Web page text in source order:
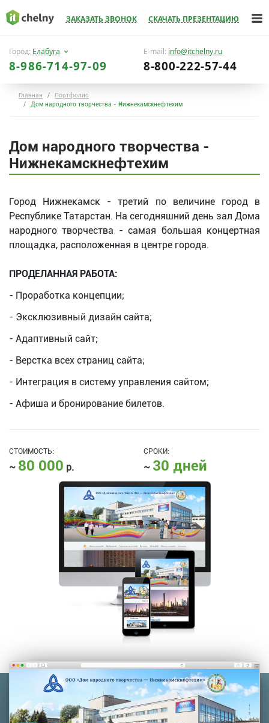
ЗАКАЗАТЬ ЗВОНОК СКАЧАТЬ ПРЕЗЕНТАЦИЮ
Город: Елабуга
8-986-714-97-09
E-mail: info@itchelny.ru
8-800-222-57-44
Главная
Портфолио
Дом народного творчества - Нижнекамскнефтехим
Дом народного творчества -
Нижнекамскнефтехим
Город Нижнекамск - третий по величине город в
Республике Татарстан. На сегодняшний день зал Дома
народного творчества - самая большая концертная
площадка, расположенная в центре города.
ПРОДЕЛАННАЯ РАБОТА:
- Проработка концепции;
- Эксклюзивный дизайн сайта;
- Адаптивный сайт;
- Верстка всех страниц сайта;
- Интеграция в систему управления сайтом;
- Афиша и бронирование билетов.
СТОИМОСТЬ:
~ 80 000 р.
СРОКИ:
~ 30 дней